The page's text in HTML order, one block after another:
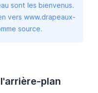
sont les bienvenus.
vers www.drapeaux-
source.
plan